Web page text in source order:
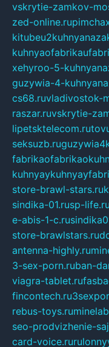
vskrytie-zamkov-
zed-online.ru
xehyroo-5-
guzywia-4-
cs68.ruvladivostok-
raszar.ruvskrytie-
lipetsktelecom.ru
seksuzb.ru
store-brawl-stars.ru
sindika-01.rusp-life.ru
e-abis-1-c.ru
store-brawlstars.ru
antenna-highly.ru
3-sex-porn.ruban-
viagra-tablet.ru
fincontech.ru
rebus-toys.ru
seo-prodvizhenie-
card-voice.ru